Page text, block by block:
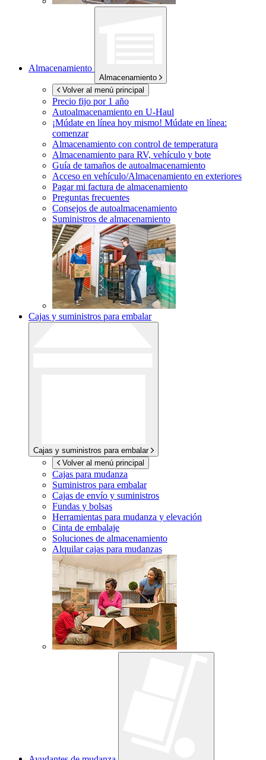
Almacenamiento
Almacenamiento
Volver al menú principal
Precio fijo por 1 año
Autoalmacenamiento en U-Haul
¡Múdate en línea hoy mismo! Múdate en línea:
comenzar
Almacenamiento con control de temperatura
Almacenamiento para RV, vehículo y bote
Guía de tamaños de autoalmacenamiento
Acceso en vehículo/Almacenamiento en exteriores
Pagar mi factura de almacenamiento
Preguntas frecuentes
Consejos de autoalmacenamiento
Suministros de almacenamiento
Cajas y suministros para embalar
Cajas y suministros para embalar
Volver al menú principal
Cajas para mudanza
Suministros para embalar
Cajas de envío y suministros
Fundas y bolsas
Herramientas para mudanza y elevación
Cinta de embalaje
Soluciones de almacenamiento
Alquilar cajas para mudanzas